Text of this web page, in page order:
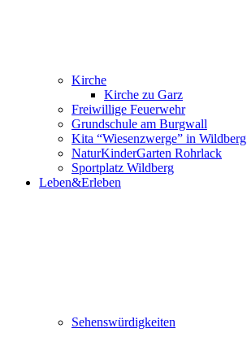
Kirche
Kirche zu Garz
Freiwillige Feuerwehr
Grundschule am Burgwall
Kita “Wiesenzwerge” in Wildberg
NaturKinderGarten Rohrlack
Sportplatz Wildberg
Leben&Erleben
Sehenswürdigkeiten